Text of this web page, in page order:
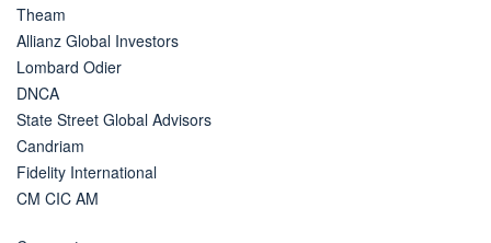
Theam
Allianz Global Investors
Lombard Odier
DNCA
State Street Global Advisors
Candriam
Fidelity International
CM CIC AM